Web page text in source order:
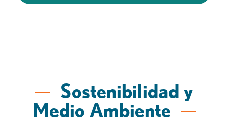
Sostenibilidad y
Medio Ambiente